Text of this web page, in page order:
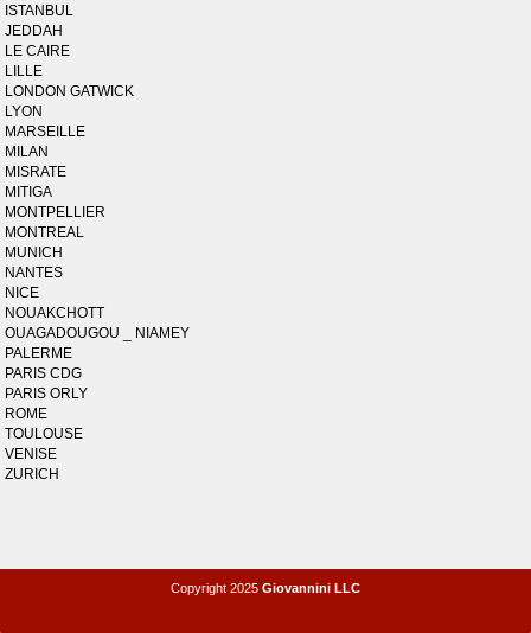
ISTANBUL
JEDDAH
LE CAIRE
LILLE
LONDON GATWICK
LYON
MARSEILLE
MILAN
MISRATE
MITIGA
MONTPELLIER
MONTREAL
MUNICH
NANTES
NICE
NOUAKCHOTT
OUAGADOUGOU _ NIAMEY
PALERME
PARIS CDG
PARIS ORLY
ROME
TOULOUSE
VENISE
ZURICH
Copyright 2025 Giovannini LLC